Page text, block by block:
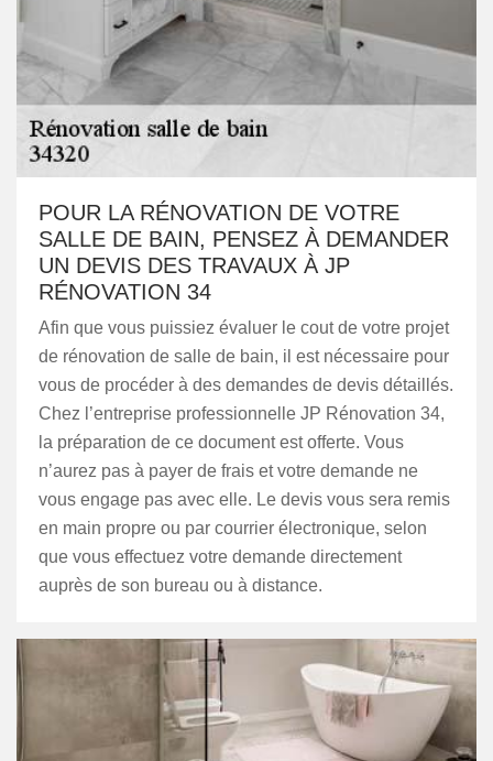
POUR LA RÉNOVATION DE VOTRE
SALLE DE BAIN, PENSEZ À DEMANDER
UN DEVIS DES TRAVAUX À JP
RÉNOVATION 34
Afin que vous puissiez évaluer le cout de votre projet
de rénovation de salle de bain, il est nécessaire pour
vous de procéder à des demandes de devis détaillés.
Chez l’entreprise professionnelle JP Rénovation 34,
la préparation de ce document est offerte. Vous
n’aurez pas à payer de frais et votre demande ne
vous engage pas avec elle. Le devis vous sera remis
en main propre ou par courrier électronique, selon
que vous effectuez votre demande directement
auprès de son bureau ou à distance.